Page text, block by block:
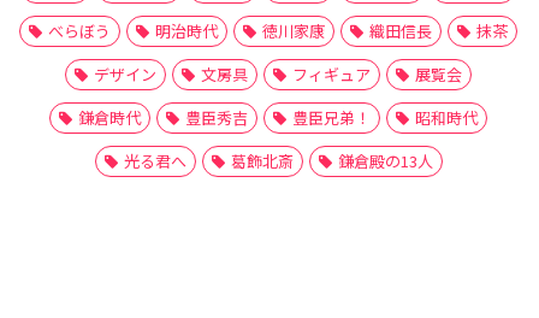
べらぼう
明治時代 徳川家康 織田信長
抹茶
デザイン
文房具 フィギュア
展覧会
鎌倉時代
豊臣秀吉 豊臣兄弟！
昭和時代
光る君へ
葛飾北斎 鎌倉殿の13人